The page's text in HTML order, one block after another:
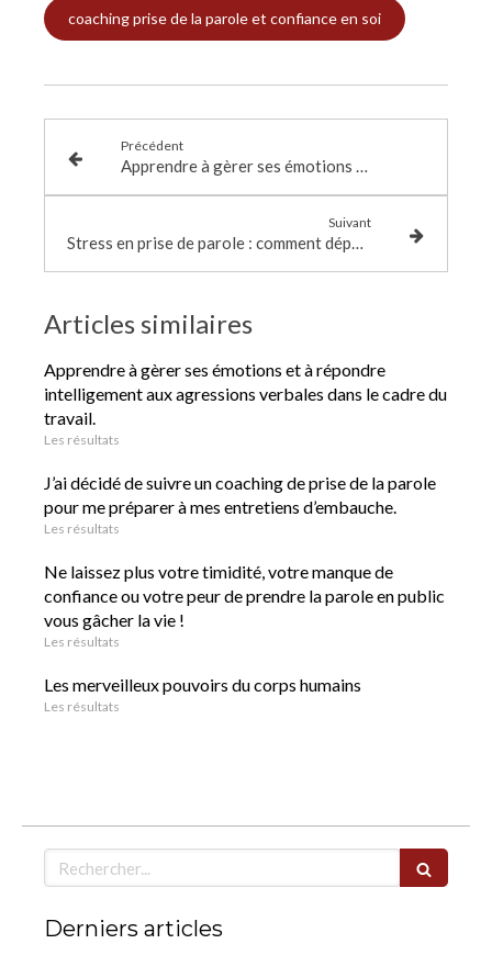
coaching prise de la parole et confiance en soi
Précédent
Apprendre à gèrer ses émotions et à répondre intelligement aux agressions verbales dans le cadre du travail.
Suivant
Stress en prise de parole : comment dépasser les blocages grâce au corps et à la respiration
Articles similaires
Apprendre à gèrer ses émotions et à répondre
intelligement aux agressions verbales dans le cadre du
travail.
Les résultats
J’ai décidé de suivre un coaching de prise de la parole
pour me préparer à mes entretiens d’embauche.
Les résultats
Ne laissez plus votre timidité, votre manque de
confiance ou votre peur de prendre la parole en public
vous gâcher la vie !
Les résultats
Les merveilleux pouvoirs du corps humains
Les résultats
Rechercher
Derniers articles